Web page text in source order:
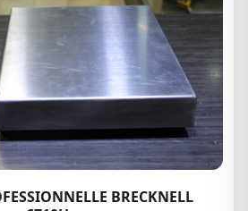
BRECKNELL